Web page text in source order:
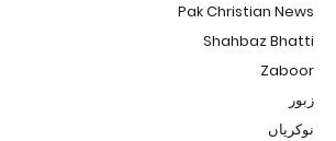
Pak Christian News
Shahbaz Bhatti
Zaboor
زبور
نوکریاں